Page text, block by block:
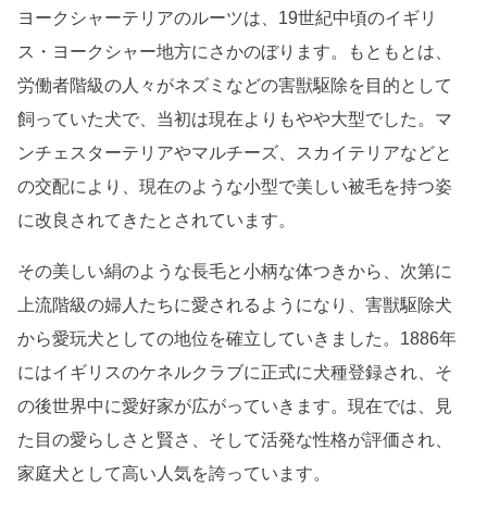
ヨークシャーテリアのルーツは、19世紀中頃のイギリ
ス・ヨークシャー地方にさかのぼります。もともとは、
労働者階級の人々がネズミなどの害獣駆除を目的として
飼っていた犬で、当初は現在よりもやや大型でした。マ
ンチェスターテリアやマルチーズ、スカイテリアなどと
の交配により、現在のような小型で美しい被毛を持つ姿
に改良されてきたとされています。
その美しい絹のような長毛と小柄な体つきから、次第に
上流階級の婦人たちに愛されるようになり、害獣駆除犬
から愛玩犬としての地位を確立していきました。1886年
にはイギリスのケネルクラブに正式に犬種登録され、そ
の後世界中に愛好家が広がっていきます。現在では、見
た目の愛らしさと賢さ、そして活発な性格が評価され、
家庭犬として高い人気を誇っています。